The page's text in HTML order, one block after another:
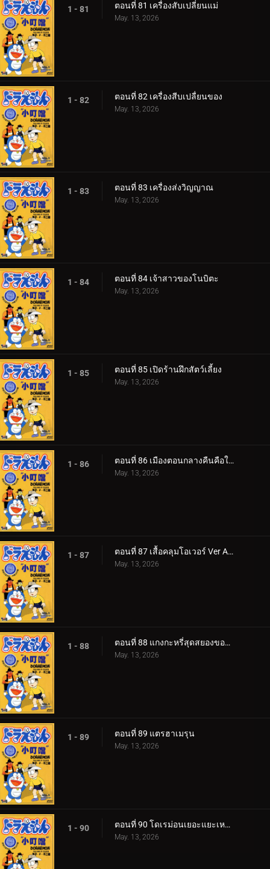
1 - 81 ตอนที่ 81 เครื่องสับเปลี่ยนแม่
May. 13, 2026
1 - 82 ตอนที่ 82 เครื่องสีบเปลื่ยนของ
May. 13, 2026
1 - 83 ตอนที่ 83 เครื่องส่งวิญญาณ
May. 13, 2026
1 - 84 ตอนที่ 84 เจ้าสาวของโนบิตะ
May. 13, 2026
1 - 85 ตอนที่ 85 เปิดร้านฝึกสัตว์เลี้ยง
May. 13, 2026
1 - 86 ตอนที่ 86 เมืองตอนกลางคืนคือใต้ทะเลลึก v1
May. 13, 2026
1 - 87 ตอนที่ 87 เสื้อคลุมโอเวอร์ Ver Anime 1
May. 13, 2026
1 - 88 ตอนที่ 88 แกงกะหรี่สุดสยองของไจโกะ
May. 13, 2026
1 - 89 ตอนที่ 89 แตรฮาเมรุน
May. 13, 2026
1 - 90 ตอนที่ 90 โดเรม่อนเยอะแยะเหลือเกิน
May. 13, 2026